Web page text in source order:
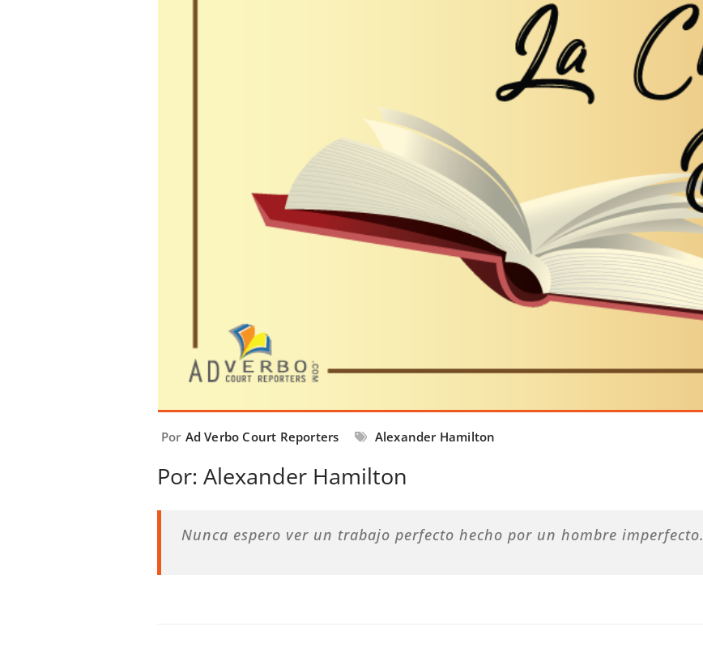
Por Ad Verbo Court Reporters Alexander Hamilton
Por: Alexander Hamilton
Nunca espero ver un trabajo perfecto hecho por un hombre imperfecto.